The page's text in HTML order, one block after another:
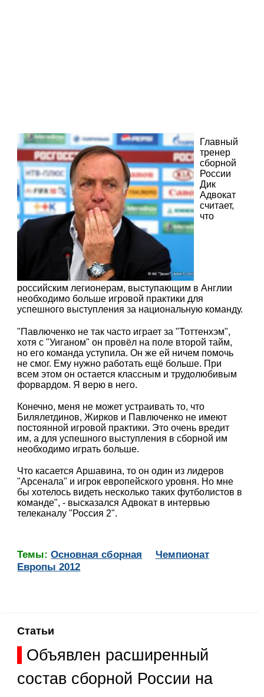
Главный
тренер
сборной
России
Дик
Адвокат
считает,
что
российским легионерам, выступающим в Англии
необходимо больше игровой практики для
успешного выступления за национальную команду.
"Павлюченко не так часто играет за "Тоттенхэм",
хотя с "Уиганом" он провёл на поле второй тайм,
но его команда уступила. Он же ей ничем помочь
не смог. Ему нужно работать ещё больше. При
всем этом он остается классным и трудолюбивым
форвардом. Я верю в него.
Конечно, меня не может устраивать то, что
Билялетдинов, Жирков и Павлюченко не имеют
постоянной игровой практики. Это очень вредит
им, а для успешного выступления в сборной им
необходимо играть больше.
Что касается Аршавина, то он один из лидеров
"Арсенала" и игрок европейского уровня. Но мне
бы хотелось видеть несколько таких футболистов в
команде", - высказался Адвокат в интервью
телеканалу "Россия 2".
Темы:Основная сборная
Чемпионат
Европы 2012
Статьи
Объявлен расширенный
состав сборной России на